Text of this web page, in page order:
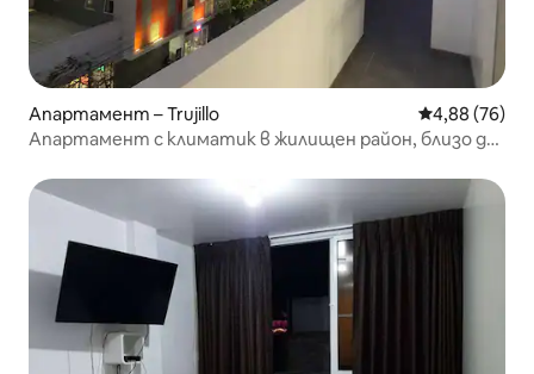
Апартамент – Trujillo Средна
4,88 (76)
Апартамент с климатик в жилищен район, близо до